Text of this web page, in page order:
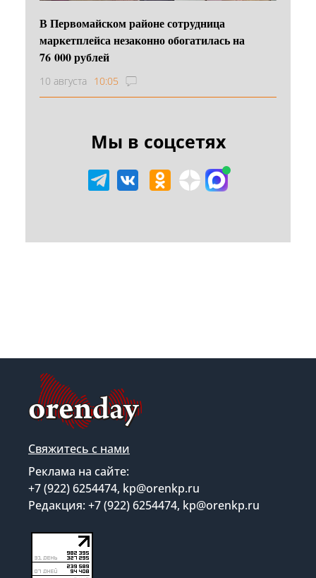
В Первомайском районе сотрудница
маркетплейса незаконно обогатилась на
76 000 рублей
10 августа 10:05
Мы в соцсетях
Свяжитесь с нами
Реклама на сайте:
+7 (922) 6254474, kp@orenkp.ru
Редакция: +7 (922) 6254474, kp@orenkp.ru